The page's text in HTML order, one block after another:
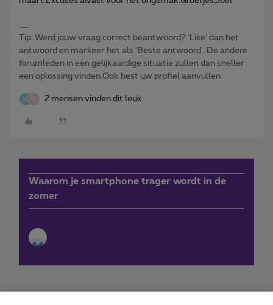
Tip: Werd jouw vraag correct beantwoord? ‘Like’ dan het
antwoord en markeer het als 'Beste antwoord'. De andere
forumleden in een gelijkaardige situatie zullen dan sneller
een oplossing vinden.Ook best uw profiel aanvullen.
2 mensen vinden dit leuk
Waarom je smartphone trager wordt in de
zomer